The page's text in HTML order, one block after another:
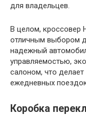
для владельцев.
В целом, кроссовер
отличным выбором
надежный
управляемостью,
салоном, что
ежедневных
Коробка